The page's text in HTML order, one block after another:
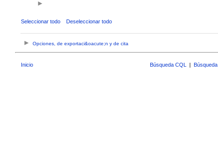
Seleccionar todo Deseleccionar todo
Opciones, de exportaci&oacute;n y de cita
Inicio Búsqueda CQL |